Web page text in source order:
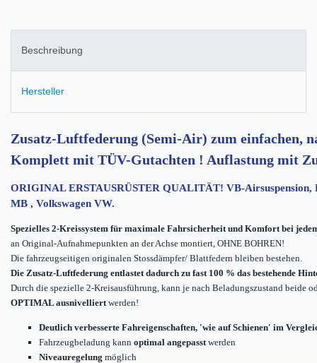
Beschreibung
Hersteller
Zusatz-Luftfederung (Semi-Air) zum einfachen,
Komplett mit TÜV-Gutachten ! Auflastung mit
ORIGINAL ERSTAUSRÜSTER QUALITÄT! VB-Airsuspension,
MB , Volkswagen VW.
Spezielles 2-Kreissystem für maximale Fahrsicherheit und Komfort bei
an Original-Aufnahmepunkten an der Achse montiert, OHNE BOHREN!
Die fahrzeugseitigen originalen Stossdämpfer/ Blattfedern bleiben bestehen.
Die Zusatz-Luftfederung entlastet dadurch zu fast 100 % das bestehende
Durch die spezielle 2-Kreisausführung, kann je nach Beladungszustand beide
OPTIMAL ausnivelliert werden!
Deutlich verbesserte Fahreigenschaften, 'wie auf Schienen' im
Fahrzeugbeladung kann optimal angepasst werden
Niveauregelung möglich